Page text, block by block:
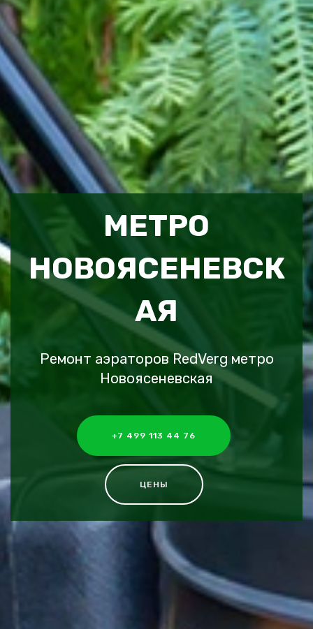
МЕТРО
НОВОЯСЕНЕВСК
АЯ
Ремонт аэраторов RedVerg метро
Новоясеневская
+7 499 113 44 76
ЦЕНЫ